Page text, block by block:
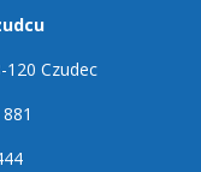
Czudec